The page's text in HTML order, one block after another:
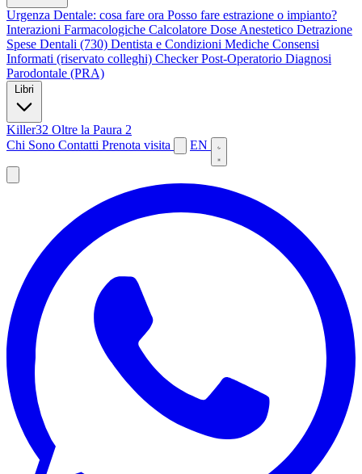
Urgenza Dentale: cosa fare ora Posso fare estrazione o impianto?
Interazioni Farmacologiche Calcolatore Dose Anestetico Detrazione
Spese Dentali (730) Dentista e Condizioni Mediche Consensi
Informati (riservato colleghi) Checker Post-Operatorio Diagnosi
Parodontale (PRA)
Killer32 Oltre la Paura 2
Chi Sono Contatti Prenota visita EN